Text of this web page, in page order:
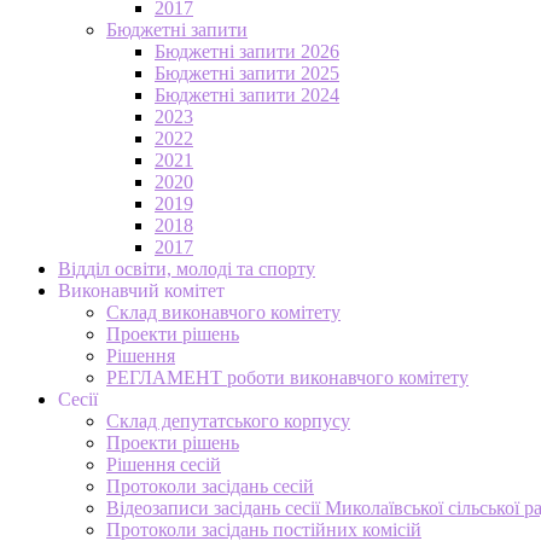
2017
Бюджетні запити
Бюджетні запити 2026
Бюджетні запити 2025
Бюджетні запити 2024
2023
2022
2021
2020
2019
2018
2017
Відділ освіти, молоді та спорту
Виконавчий комітет
Склад виконавчого комітету
Проекти рішень
Рішення
РЕГЛАМЕНТ роботи виконавчого комітету
Сесії
Склад депутатського корпусу
Проекти рішень
Рішення сесій
Протоколи засідань сесій
Відеозаписи засідань сесії Миколаївської сільської
Протоколи засідань постійних комісій